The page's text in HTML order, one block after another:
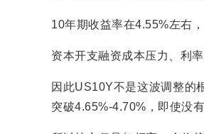
10年期收益率在4.55%左右
资本开支融资成本压力、利
因此US10Y不是这波调整的
突破4.65%-4.70%，即使没